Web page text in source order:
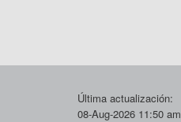
Última actualización:
08-Aug-2026 11:50 am